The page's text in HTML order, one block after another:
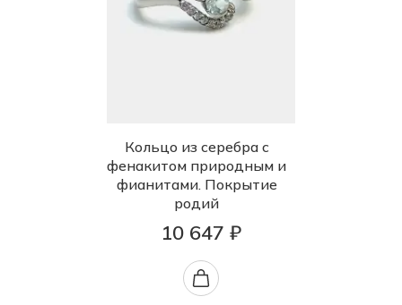
Кольцо из серебра с
фенакитом природным и
фианитами. Покрытие
родий
10 647 ₽